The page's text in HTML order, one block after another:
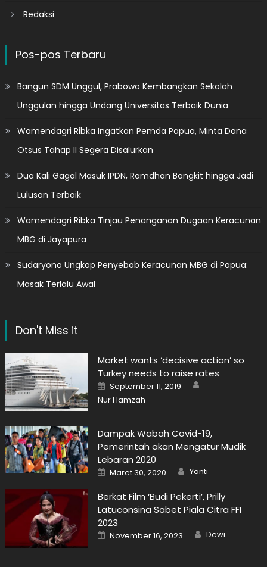
Redaksi
Pos-pos Terbaru
Bangun SDM Unggul, Prabowo Kembangkan Sekolah
Unggulan hingga Undang Universitas Terbaik Dunia
Wamendagri Ribka Ingatkan Pemda Papua, Minta Dana
Otsus Tahap II Segera Disalurkan
Dua Kali Gagal Masuk IPDN, Ramdhan Bangkit hingga Jadi
Lulusan Terbaik
Wamendagri Ribka Tinjau Penanganan Dugaan Keracunan
MBG di Jayapura
Sudaryono Ungkap Penyebab Keracunan MBG di Papua:
Masak Terlalu Awal
Don't Miss it
Market wants ‘decisive action’ so
Turkey needs to raise rates
Posted
on
September 11, 2019
Nur Hamzah
Dampak Wabah Covid-19,
Pemerintah akan Mengatur Mudik
Lebaran 2020
Posted
on
Maret 30, 2020 Author
Yanti
Berkat Film ‘Budi Pekerti’, Prilly
Latuconsina Sabet Piala Citra FFI
2023
Posted
on
November 16, 2023 Author
Dewi